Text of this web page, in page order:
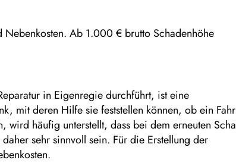
Ab 1.000 € brutto Schadenhöhe
in Eigenregie durchführt, ist eine
mit deren Hilfe sie feststellen können, ob ein
häufig unterstellt, dass bei dem erneuten
sehr sinnvoll sein. Für die Erstellung der